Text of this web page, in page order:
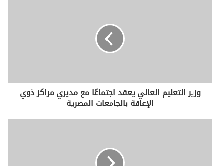
وزير التعليم العالي يعقد اجتماعًا مع مديري مراكز ذوي
الإعاقة بالجامعات المصرية